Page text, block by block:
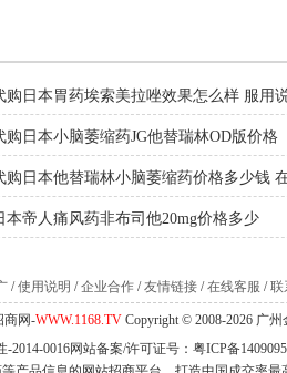
购日本胃药埃索美拉唑效果怎么样 服用
购日本小脑萎缩药JG他替瑞林OD版价格
购日本他替瑞林小脑萎缩药价格多少钱
本帝人痛风药非布司他20mg价格多少
/使用说明 /企业合作 /友情链接 /在线客服 /联
商网-WWW.1168.TV Copyright © 2008-2026 广
0016网站备案/许可证号： 粤ICP备